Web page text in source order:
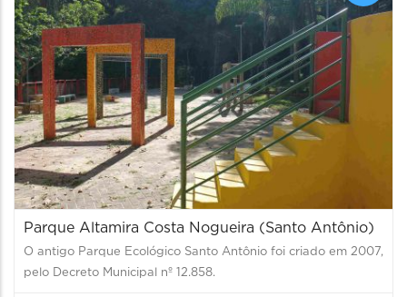
Parque Altamira Costa Nogueira (Santo Antônio)
O antigo Parque Ecológico Santo Antônio foi criado em 2007,
pelo Decreto Municipal nº 12.858.